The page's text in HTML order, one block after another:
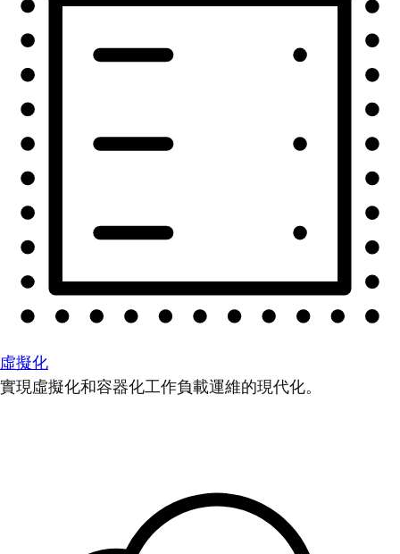
虛擬化
實現虛擬化和容器化工作負載運維的現代化。